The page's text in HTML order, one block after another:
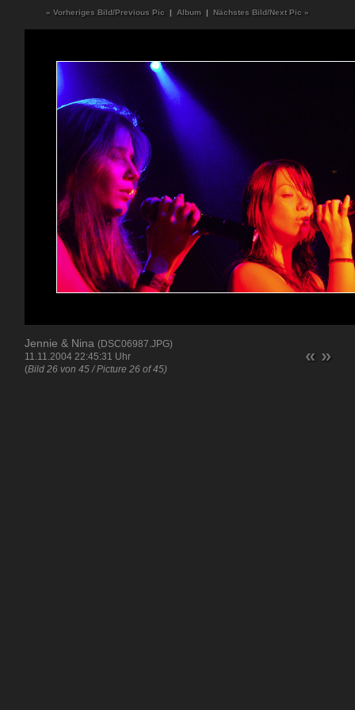
« Vorheriges Bild/Previous Pic | Album | Nächstes Bild/Next Pic »
Jennie & Nina (DSC06987.JPG)
11.11.2004 22:45:31 Uhr
(Bild 26 von 45 / Picture 26 of 45)
« »